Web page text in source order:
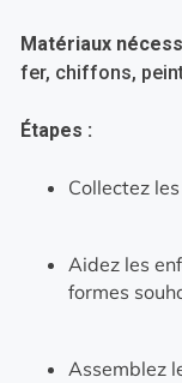
Matériaux
fer, chiffons,
Étapes :
Collectez
Aidez les
formes
Assemblez